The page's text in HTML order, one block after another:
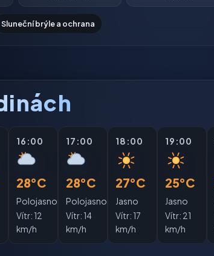
Sluneční brýle a ochrana
16:00
28°C
Polojasno
Vítr: 12
km/h
17:00
28°C
Polojasno
Vítr: 14
km/h
18:00
27°C
Jasno
Vítr: 17
km/h
19:00
25°C
Jasno
Vítr: 21
km/h